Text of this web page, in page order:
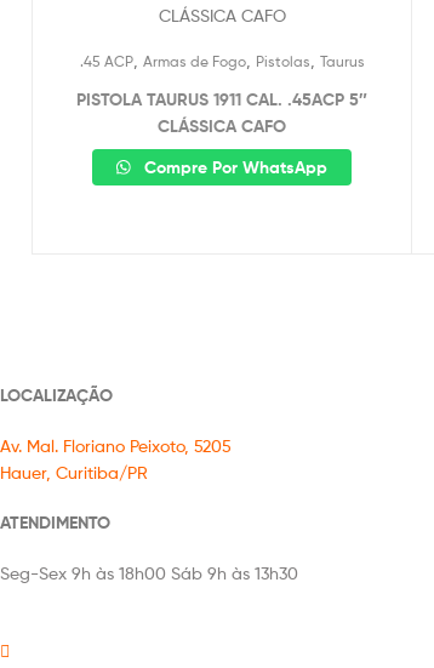
.45 ACP, Armas de Fogo, Pistolas Taurus
PISTOLA TAURUS 1911 CAL. .45ACP 5″
CLÁSSICA CAFO
Compre Por WhatsApp
LOCALIZAÇÃO
Av. Mal. Floriano Peixoto, 5205
Hauer, Curitiba/PR
ATENDIMENTO
Seg-Sex 9h às 18h00 Sáb 9h às 13h30